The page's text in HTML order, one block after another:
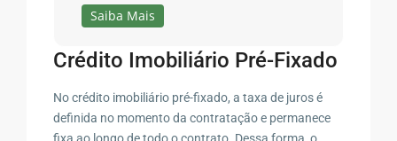
Saiba Mais
Crédito Imobiliário Pré-Fixado
No crédito imobiliário pré-fixado, a taxa de juros é
definida no momento da contratação e permanece
fixa ao longo de todo o contrato. Dessa forma, o